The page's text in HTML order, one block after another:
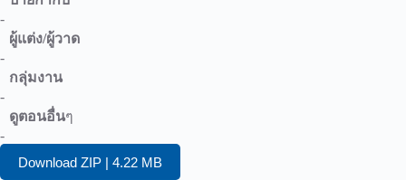
-
ผู้แต่ง/ผู้วาด
-
กลุ่มงาน
-
ดูตอนอื่นๆ
-
Download ZIP | 4.22 MB